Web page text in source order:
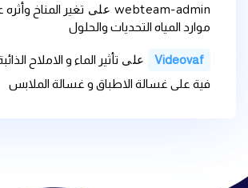
webteam-admin على تغير المناخ
موارد المياه التحديات والحلول
Videovaf على تأثير الماء و الاملاح
فية على غسالة الاطباق و غسالة الملابس